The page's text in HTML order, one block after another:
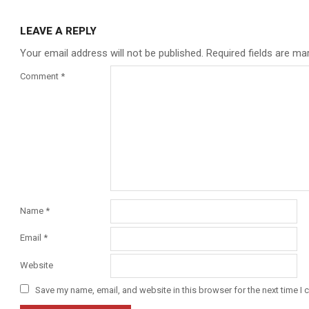
LEAVE A REPLY
Your email address will not be published. Required fields are
Comment *
Name *
Email *
Website
Save my name, email, and website in this browser for the next time I